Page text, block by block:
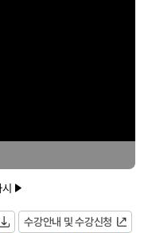
수강안내 및 수강신청